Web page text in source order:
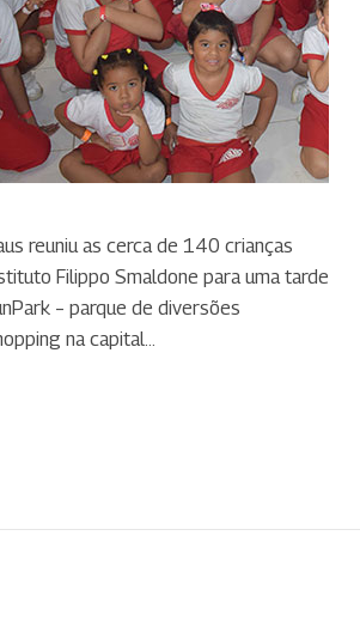
reuniu as cerca de 140 crianças
Filippo Smaldone para uma tarde
– parque de diversões
na capital…